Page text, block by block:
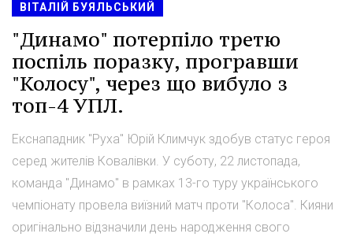
ВІТАЛІЙ БУЯЛЬСЬКИЙ
"Динамо" потерпіло третю
поспіль поразку, програвши
"Колосу", через що вибуло з
топ-4 УПЛ.
Екснападник "Руха" Юрій Климчук здобув статус героя
серед жителів Ковалівки. У суботу, 22 листопада,
команда "Динамо" в рамках 13-го туру українського
чемпіонату провела виїзний матч проти "Колоса". Кияни
оригінально відзначили день народження свого